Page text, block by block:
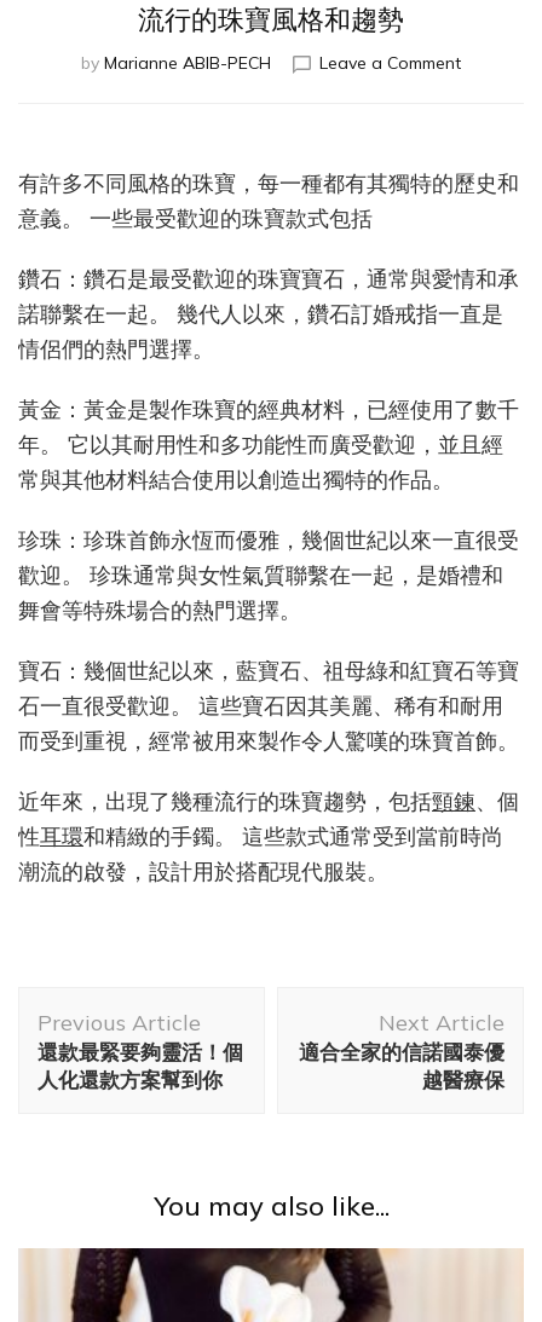
流行的珠寶風格和趨勢
by Marianne ABIB-PECH Leave a Commenton
寶
和
趨
勢
有許多不同風格的珠寶，每一種都有其獨特的歷史和
意義。 一些最受歡迎的珠寶款式包括
鑽石：鑽石是最受歡迎的珠寶寶石，通常與愛情和承
諾聯繫在一起。 幾代人以來，鑽石訂婚戒指一直是
情侶們的熱門選擇。
黃金：黃金是製作珠寶的經典材料，已經使用了數千
年。 它以其耐用性和多功能性而廣受歡迎，並且經
常與其他材料結合使用以創造出獨特的作品。
珍珠：珍珠首飾永恆而優雅，幾個世紀以來一直很受
歡迎。 珍珠通常與女性氣質聯繫在一起，是婚禮和
舞會等特殊場合的熱門選擇。
寶石：幾個世紀以來，藍寶石、祖母綠和紅寶石等寶
石一直很受歡迎。 這些寶石因其美麗、稀有和耐用
而受到重視，經常被用來製作令人驚嘆的珠寶首飾。
近年來，出現了幾種流行的珠寶趨勢，包括頸鍊、個
性耳環和精緻的手鐲。 這些款式通常受到當前時尚
潮流的啟發，設計用於搭配現代服裝。
Navigation
Previous Article
還款最緊要夠靈活！個
人化還款方案幫到你
Next Article
適合全家的信諾國泰優
越醫療保
You may also like...